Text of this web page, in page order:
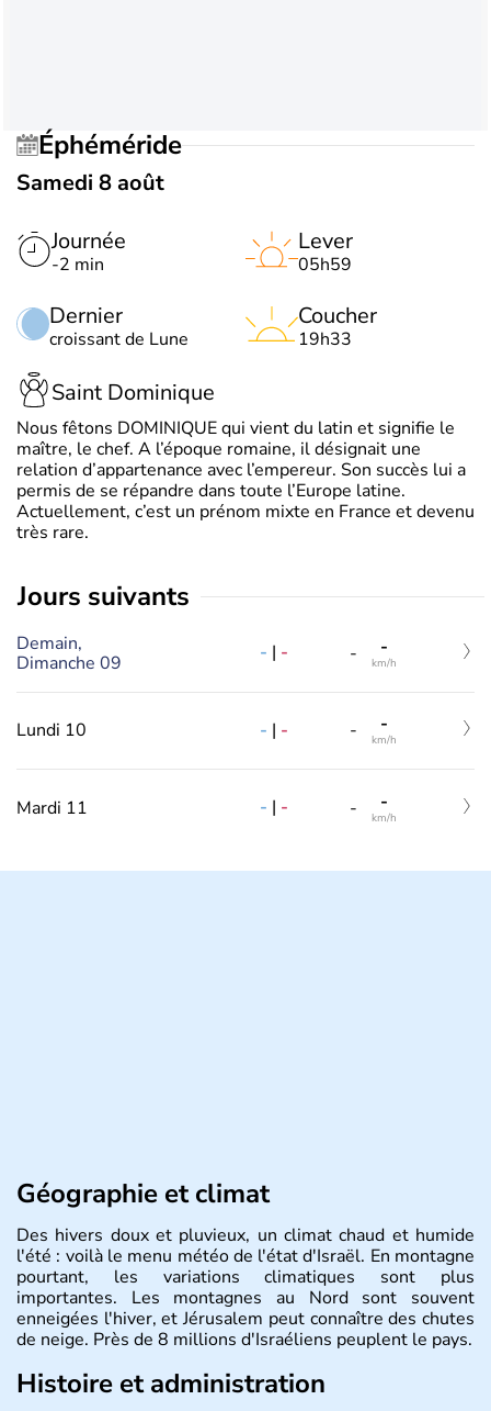
Éphéméride
Samedi 8 août
Journée
-2 min
Dernier
croissant de Lune
Lever
05h59
Coucher
19h33
Saint Dominique
Nous fêtons DOMINIQUE qui vient du latin et signifie le
maître, le chef. A l’époque romaine, il désignait une
relation d’appartenance avec l’empereur. Son succès lui a
permis de se répandre dans toute l’Europe latine.
Actuellement, c’est un prénom mixte en France et devenu
très rare.
jours suivants
Demain,
Dimanche 09
- | - - -
km/h
Lundi 10 - | - - -
km/h
Mardi 11 - | - - -
km/h
Géographie et climat
Des hivers doux et pluvieux, un climat chaud et humide
l'été : voilà le menu météo de l'état d'Israël. En montagne
pourtant, les variations climatiques sont plus
importantes. Les montagnes au Nord sont souvent
enneigées l'hiver, et Jérusalem peut connaître des chutes
de neige. Près de 8 millions d'Israéliens peuplent le pays.
Histoire et administration